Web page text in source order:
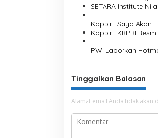
e
p
o
a
SETARA Institute
Kapolri: Saya Akan
Kapolri: KBPBI
PWI Laporkan
Tinggalkan Balasan
Alamat email Anda tidak akan